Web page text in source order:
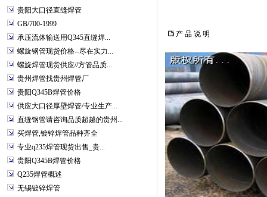
贵阳大口径直缝焊管
GB/700-1999
承压流体输送用Q345直缝焊...
螺旋钢管现货价格--尽在实力...
螺旋焊管现货供应//方管品质...
贵州焊管找贵州焊管厂
贵阳Q345B焊管价格
供应大口径厚壁焊管/专业生产...
直缝钢管请咨询品质超越的贵州...
买焊管,镀锌焊管品种齐全
专业q235焊管现货出售_贵...
贵阳Q345B焊管价格
Q235焊管概述
无锡镀锌焊管
产 品 说 明